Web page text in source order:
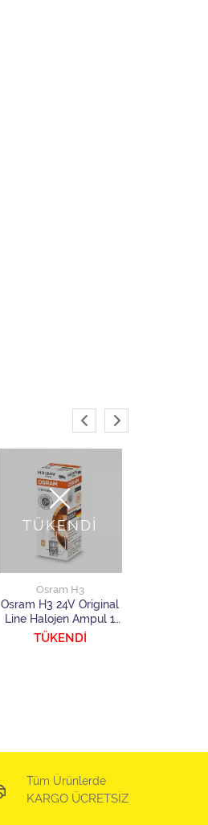
TÜKENDİ
Osram H3
Osram H3 24V Original
Line Halojen Ampul 1
Adet
TÜKENDİ
Tüm Ürünlerde
KARGO ÜCRETSİZ